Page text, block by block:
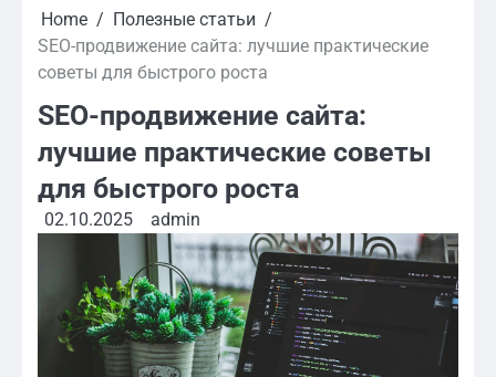
Home
Полезные статьи
SEO-продвижение сайта: лучшие практические
советы для быстрого роста
SEO-продвижение сайта:
лучшие практические советы
для быстрого роста
02.10.2025 admin